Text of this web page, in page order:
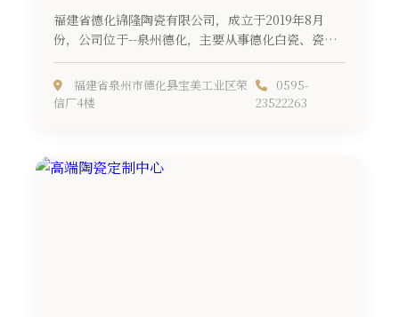
福建省德化锦隆陶瓷有限公司，成立于2019年8月
份，公司位于--泉州德化，主要从事德化白瓷、瓷雕
佛像、瓷花摆件、日用瓷...
福建省泉州市德化县宝美工业区荣
信厂4楼
0595-
23522263